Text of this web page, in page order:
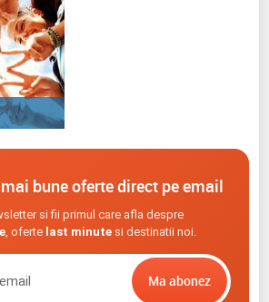
bune oferte direct pe email
si fii primul care afla despre
, oferte last minutesi destinatii noi.